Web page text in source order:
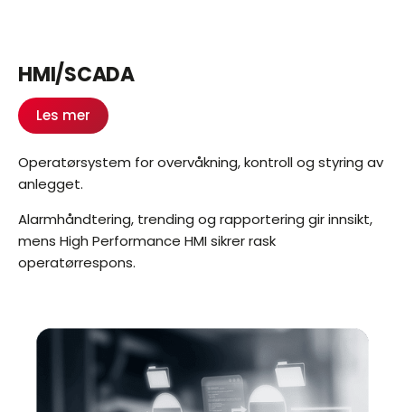
HMI/SCADA
Les mer
Operatørsystem for overvåkning, kontroll og styring av
anlegget.
Alarmhåndtering, trending og rapportering gir innsikt,
mens High Performance HMI sikrer rask
operatørrespons.